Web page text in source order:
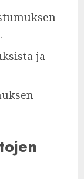
ja